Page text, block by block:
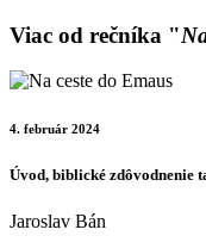
Viac od rečníka "
4. február 2024
Úvod, biblické zdôvodnenie
Jaroslav Bán